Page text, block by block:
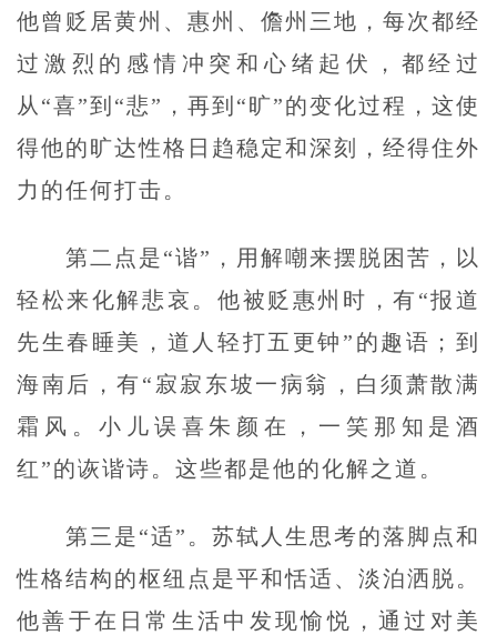
他曾贬居黄州、惠州、儋州三地，每次都经
过激烈的感情冲突和心绪起伏，都经过
从“喜”到“悲”，再到“旷”的变化过程，这使
得他的旷达性格日趋稳定和深刻，经得住外
力的任何打击。
第二点是“谐”，用解嘲来摆脱困苦，以
轻松来化解悲哀。他被贬惠州时，有“报道
先生春睡美，道人轻打五更钟”的趣语；到
海南后，有“寂寂东坡一病翁，白须萧散满
霜风。小儿误喜朱颜在，一笑那知是酒
红”的诙谐诗。这些都是他的化解之道。
第三是“适”。苏轼人生思考的落脚点和
性格结构的枢纽点是平和恬适、淡泊洒脱。
他善于在日常生活中发现愉悦，通过对美